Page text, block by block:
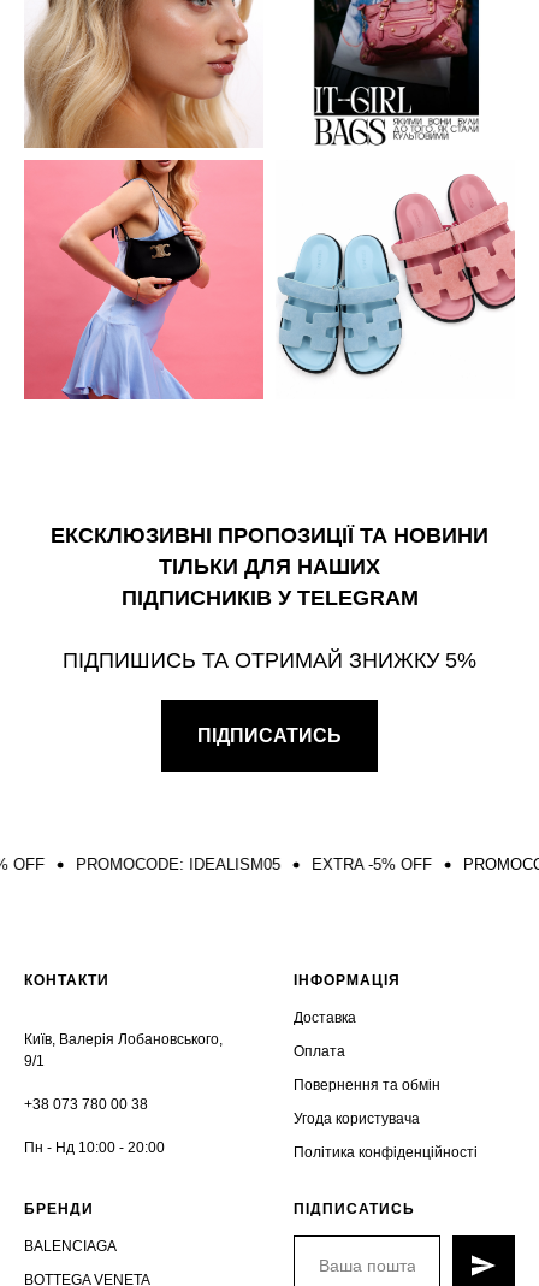
ЕКСКЛЮЗИВНІ ПРОПОЗИЦІЇ ТА НОВИНИ
ТІЛЬКИ ДЛЯ НАШИХ
ПІДПИСНИКІВ У TELEGRAM
ПІДПИШИСЬ ТА ОТРИМАЙ ЗНИЖКУ 5%
ПІДПИСАТИСЬ
PROMOCODE: IDEALISM05 EXTRA -5% OFF PROMOCODE:
КОНТАКТИ
Київ, Валерія Лобановського,
9/1
+38 073 780 00 38
Пн - Нд 10:00 - 20:00
ІНФОРМАЦІЯ
Доставка
Оплата
Повернення та обмін
Угода користувача
Політика конфіденційності
БРЕНДИ
BALENCIAGA
BOTTEGA VENETA
ПІДПИСАТИСЬ